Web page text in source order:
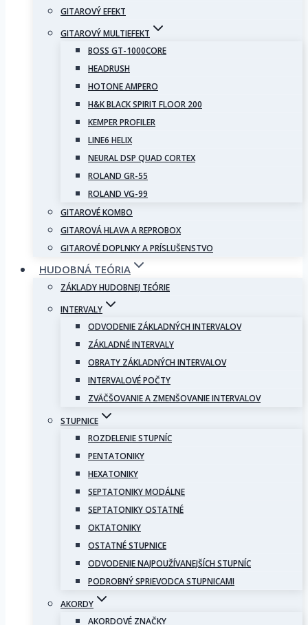
GITAROVÝ EFEKT
GITAROVÝ MULTIEFEKT
BOSS GT-1000CORE
HEADRUSH
HOTONE AMPERO
H&K BLACK SPIRIT FLOOR 200
KEMPER PROFILER
LINE6 HELIX
NEURAL DSP QUAD CORTEX
ROLAND GR-55
ROLAND VG-99
GITAROVÉ KOMBO
GITAROVÁ HLAVA A REPROBOX
GITAROVÉ DOPLNKY A PRÍSLUŠENSTVO
HUDOBNÁ TEÓRIA
ZÁKLADY HUDOBNEJ TEÓRIE
INTERVALY
ODVODENIE ZÁKLADNÝCH INTERVALOV
ZÁKLADNÉ INTERVALY
OBRATY ZÁKLADNÝCH INTERVALOV
INTERVALOVÉ POČTY
ZVÄČŠOVANIE A ZMENŠOVANIE INTERVALOV
STUPNICE
ROZDELENIE STUPNÍC
PENTATONIKY
HEXATONIKY
SEPTATONIKY MODÁLNE
SEPTATONIKY OSTATNÉ
OKTATONIKY
OSTATNÉ STUPNICE
ODVODENIE NAJPOUŽÍVANEJŠÍCH STUPNÍC
PODROBNÝ SPRIEVODCA STUPNICAMI
AKORDY
AKORDOVÉ ZNAČKY